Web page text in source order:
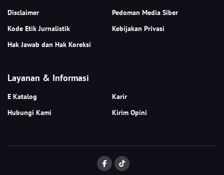
Disclaimer
Pedoman Media Siber
Kode Etik Jurnalistik
Kebijakan Privasi
Hak Jawab dan Hak Koreksi
Layanan & Informasi
E Katalog
Karir
Hubungi Kami
Kirim Opini